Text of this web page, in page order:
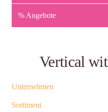
% Angebote
Vertical
Unternehmen
Sortiment